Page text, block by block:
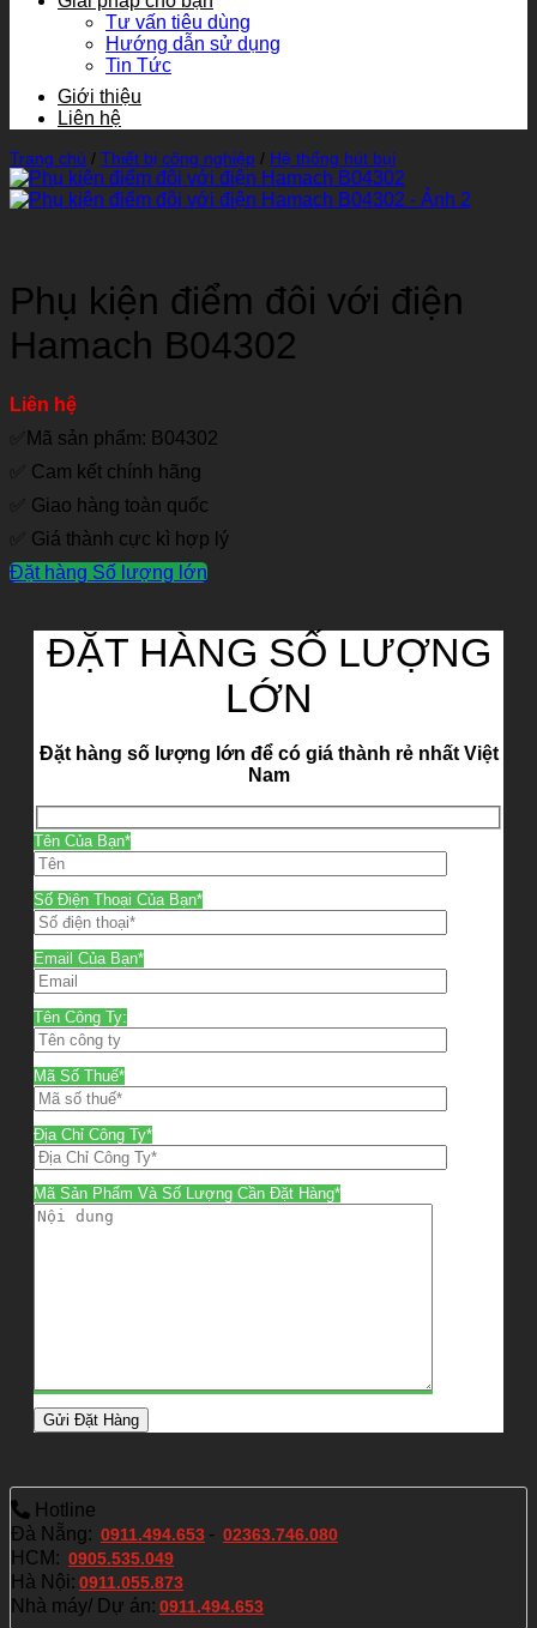
Tư vấn tiêu dùng
Hướng dẫn sử dụng
Tin Tức
Giới thiệu
Liên hệ
Trang chủ / Thiết bị công nghiệp / Hệ thống hút bụi
Phụ kiện điểm đôi với điện
Hamach B04302
Liên hệ
✅Mã sản phẩm: B04302
✅ Cam kết chính hãng
✅ Giao hàng toàn quốc
✅ Giá thành cực kì hợp lý
Đặt hàng Số lượng lớn
ĐẶT HÀNG SỐ LƯỢNG
LỚN
Đặt hàng số lượng lớn để có giá thành rẻ nhất Việt
Nam
Tên Của Bạn*
Số Điện Thoại Của Bạn*
Email Của Bạn*
Tên Công Ty:
Mã Số Thuế*
Địa Chỉ Công Ty*
Mã Sản Phẩm Và Số Lượng Cần Đặt Hàng*
Hotline
Đà Nẵng: 0911.494.653 - 02363.746.080
HCM: 0905.535.049
Hà Nội: 0911.055.873
Nhà máy/ Dự án: 0911.494.653